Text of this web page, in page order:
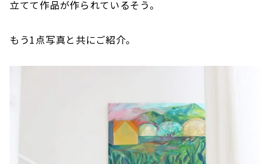
立てて作品が作られているそう。
もう1点写真と共にご紹介。